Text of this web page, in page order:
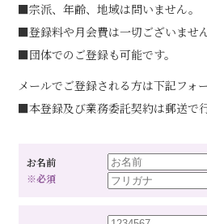
■宗派、年齢、地域は問いません。
■登録料や月会費は一切ございません
■団体でのご登録も可能です。
メールでご登録される方は下記フォ
■本登録及び業務委託契約は郵送で行
お名前
※必須